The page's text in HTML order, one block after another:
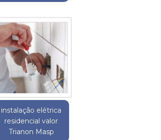
instalação elétrica
residencial valor
Trianon Masp